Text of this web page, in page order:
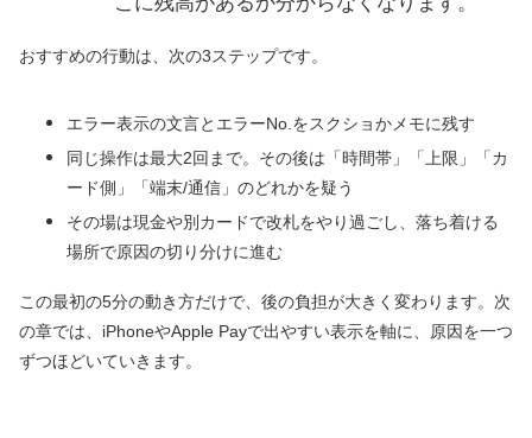
おすすめの行動は、次の3ステップです。
エラー表示の文言とエラーNo.をスクショかメモに残す
同じ操作は最大2回まで。その後は「時間帯」「上限」「カ
ード側」「端末/通信」のどれかを疑う
その場は現金や別カードで改札をやり過ごし、落ち着ける
場所で原因の切り分けに進む
この最初の5分の動き方だけで、後の負担が大きく変わります。次
の章では、iPhoneやApple Payで出やすい表示を軸に、原因を一つ
ずつほどいていきます。